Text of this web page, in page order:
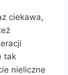
ciekawa,
tak
nieliczne